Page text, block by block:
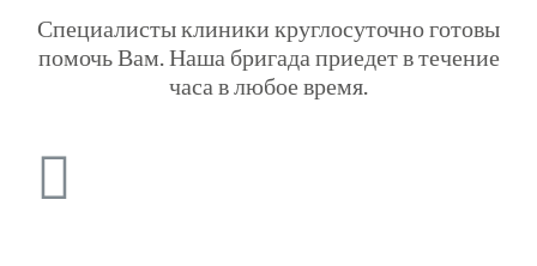
Специалисты клиники круглосуточно готовы
помочь Вам. Наша бригада приедет в течение
часа в любое время.